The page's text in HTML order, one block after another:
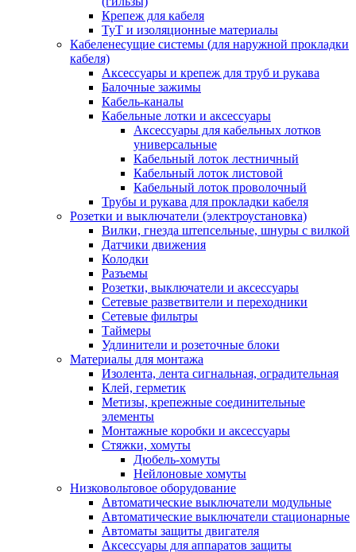
Крепеж для кабеля
ТуТ и изоляционные материалы
Кабеленесущие системы (для наружной прокладки
кабеля)
Аксессуары и крепеж для труб и рукава
Балочные зажимы
Кабель-каналы
Кабельные лотки и аксессуары
Аксессуары для кабельных лотков
универсальные
Кабельный лоток лестничный
Кабельный лоток листовой
Кабельный лоток проволочный
Трубы и рукава для прокладки кабеля
Розетки и выключатели (электроустановка)
Вилки, гнезда штепсельные, шнуры с вилкой
Датчики движения
Колодки
Разъемы
Розетки, выключатели и аксессуары
Сетевые разветвители и переходники
Сетевые фильтры
Таймеры
Удлинители и розеточные блоки
Материалы для монтажа
Изолента, лента сигнальная, оградительная
Клей, герметик
Метизы, крепежные соединительные
элементы
Монтажные коробки и аксессуары
Стяжки, хомуты
Дюбель-хомуты
Нейлоновые хомуты
Низковольтовое оборудование
Автоматические выключатели модульные
Автоматические выключатели стационарные
Автоматы защиты двигателя
Аксессуары для аппаратов защиты